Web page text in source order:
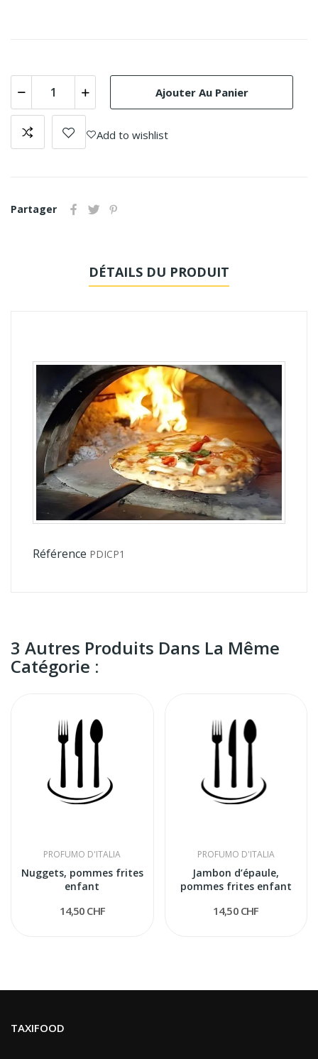
Ajouter Au Panier
Add to wishlist
Partager
DÉTAILS DU PRODUIT
Référence PDICP1
3 Autres Produits Dans La Même
Catégorie :
PROFUMO D'ITALIA
Nuggets, pommes frites
enfant
14,50 CHF
PROFUMO D'ITALIA
Jambon d’épaule,
pommes frites enfant
14,50 CHF
TAXIFOOD